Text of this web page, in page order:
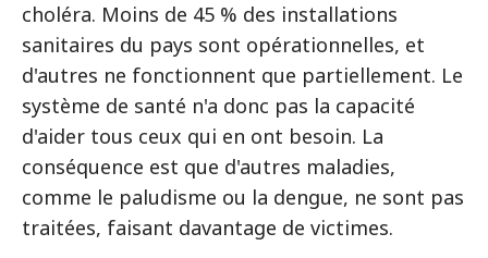
choléra. Moins de 45 % des installations
sanitaires du pays sont opérationnelles, et
d'autres ne fonctionnent que partiellement. Le
système de santé n'a donc pas la capacité
d'aider tous ceux qui en ont besoin. La
conséquence est que d'autres maladies,
comme le paludisme ou la dengue, ne sont pas
traitées, faisant davantage de victimes.